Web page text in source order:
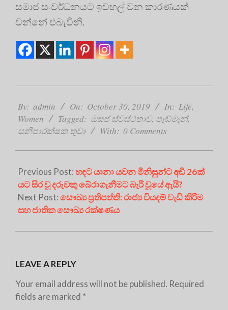
සමාජ සංවර්ධනයට ඉවහල් වන කාරණයක්
වන්නේ එබැවිනි.
10-
30
By: admin On: October 30, 2019 In: Life,
Women
Tagged: ඔසප් ස්වස්ථතාව, පෑඩ්මෑන්,
සනීපාරක්ෂක තුවා
With: 0 Comments
Previous Post:හඳට යානා යවන මිනිසුන්ට අඩි 26ක්
යට සිර වූ දරුවකු බේරාගැනීමට බැරි වූයේ ඇයි?
Next Post:සෞඛ්‍ය ප්‍රතිපත්ති: රාජ්‍ය වියදම් වැඩි කිරීම
සහ ජාතික සෞඛ්‍ය රක්ෂණය
LEAVE A REPLY
Your email address will not be published. Required
fields are marked *